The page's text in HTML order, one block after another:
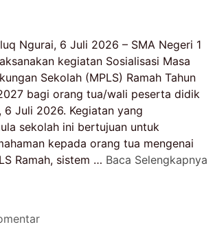
Ngurai, 6 Juli 2026 – SMA Negeri 1
kegiatan Sosialisasi Masa
Sekolah (MPLS) Ramah Tahun
bagi orang tua/wali peserta didik
6 Juli 2026. Kegiatan yang
sekolah ini bertujuan untuk
kepada orang tua mengenai
Ramah, sistem … Baca Selengkapnya